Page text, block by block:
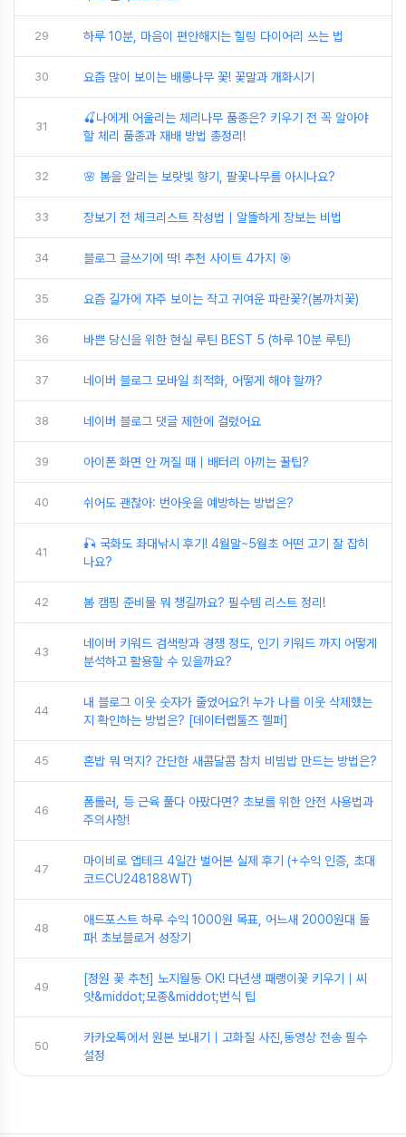
29 하루 10분, 마음이 편안해지는 힐링 다이어리 쓰는 법
30 요즘 많이 보이는 배롱나무 꽃! 꽃말과 개화시기
31
🍒나에게 어울리는 체리나무 품종은? 키우기 전 꼭 알아야
할 체리 품종과 재배 방법 총정리!
32 🌸 봄을 알리는 보랏빛 향기, 팥꽃나무를 아시나요?
33 장보기 전 체크리스트 작성법｜알뜰하게 장보는 비법
34 블로그 글쓰기에 딱! 추천 사이트 4가지 🎯
35 요즘 길가에 자주 보이는 작고 귀여운 파란꽃?(봄까치꽃)
36 바쁜 당신을 위한 현실 루틴 BEST 5 (하루 10분 루틴)
37 네이버 블로그 모바일 최적화, 어떻게 해야 할까?
38 네이버 블로그 댓글 제한에 걸렸어요
39 아이폰 화면 안 꺼질 때｜배터리 아끼는 꿀팁?
40 쉬어도 괜찮아: 번아웃을 예방하는 방법은?
41
🎣 국화도 좌대낚시 후기! 4월말~5월초 어떤 고기 잘 잡히
나요?
42 봄 캠핑 준비물 뭐 챙길까요? 필수템 리스트 정리!
43
네이버 키워드 검색량과 경쟁 정도, 인기 키워드 까지 어떻게
분석하고 활용할 수 있을까요?
44
내 블로그 이웃 숫자가 줄었어요?! 누가 나를 이웃 삭제했는
지 확인하는 방법은? [데이터랩툴즈 헬퍼]
45 혼밥 뭐 먹지? 간단한 새콤달콤 참치 비빔밥 만드는 방법은?
46
폼롤러, 등 근육 풀다 아팠다면? 초보를 위한 안전 사용법과
주의사항!
47
마이비로 앱테크 4일간 벌어본 실제 후기 (+수익 인증, 초대
코드CU248188WT)
48
애드포스트 하루 수익 1000원 목표, 어느새 2000원대 돌
파! 초보블로거 성장기
49
[정원 꽃 추천] 노지월동 OK! 다년생 패랭이꽃 키우기｜씨
앗&middot;모종&middot;번식 팁
50
카카오톡에서 원본 보내기｜고화질 사진,동영상 전송 필수
설정